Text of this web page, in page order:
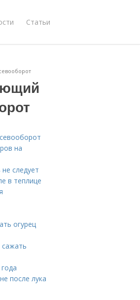
Статьи
на
следует
в теплице
огурец
после лука